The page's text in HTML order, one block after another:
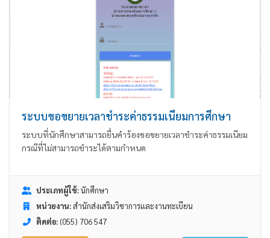
ระบบขอขยายเวลาชำระค่าธรรมเนียมการศึกษา
ระบบที่นักศึกษาสามารถยื่นคำร้องขอขยายเวลาชำระค่าธรรมเนียม
กรณีที่ไม่สามารถชำระได้ตามกำหนด
ประเภทผู้ใช้:นักศึกษา
หน่วยงาน:สำนักส่งเสริมวิชาการและงานทะเบียน
ติดต่อ:(055) 706 547